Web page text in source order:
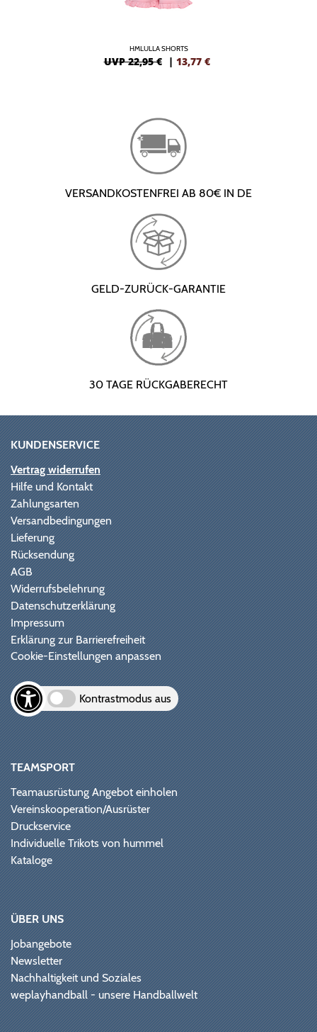
HMLULLA SHORTS
UVP 22,95 € | 13,77 €
VERSANDKOSTENFREI AB 80€ IN DE
GELD-ZURÜCK-GARANTIE
30 TAGE RÜCKGABERECHT
KUNDENSERVICE
Vertrag widerrufen
Hilfe und Kontakt
Zahlungsarten
Versandbedingungen
Lieferung
Rücksendung
AGB
Widerrufsbelehrung
Datenschutzerklärung
Impressum
Erklärung zur Barrierefreiheit
Cookie-Einstellungen anpassen
Kontrastmodus aus
TEAMSPORT
Teamausrüstung Angebot einholen
Vereinskooperation/Ausrüster
Druckservice
Individuelle Trikots von hummel
Kataloge
ÜBER UNS
Jobangebote
Newsletter
Nachhaltigkeit und Soziales
weplayhandball - unsere Handballwelt